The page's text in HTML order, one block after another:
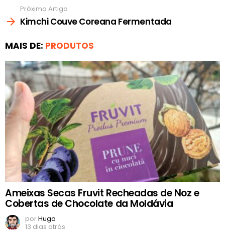
Próximo Artigo
Kimchi Couve Coreana Fermentada
MAIS DE: PRODUTOS
Ameixas Secas Fruvit Recheadas de Noz e
Cobertas de Chocolate da Moldávia
porHugo
13 dias atrás